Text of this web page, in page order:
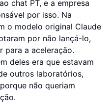
chat PT, e a empresa
por isso. Na
o modelo original Claude
por não lançá-lo,
para a aceleração.
deles era que estavam
outros laboratórios,
não queriam